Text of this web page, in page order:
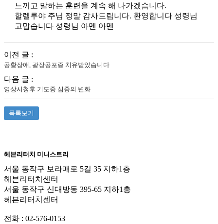
느끼고 말하는 훈련을 계속 해 나가겠습니다.
할렐루야 주님 정말 감사드립니다. 환영합니다 성령님
고맙습니다 성령님 아멘 아멘
이전 글 :
공황장애, 광장공포증 치유받았습니다
다음 글 :
영상시청후 기도중 심중의 변화
목록보기
헤븐리터치 미니스트리
서울 동작구 보라매로 5길 35 지하1층
헤븐리터치센터
서울 동작구 신대방동 395-65 지하1층
헤븐리터치센터
전화 : 02-576-0153